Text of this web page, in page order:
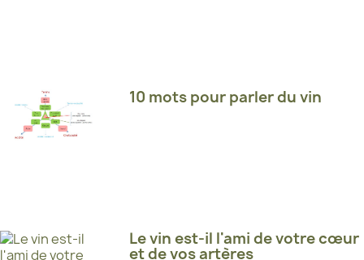
10 mots pour parler du vin
Le vin est-il l'ami de votre cœur
et de vos artères